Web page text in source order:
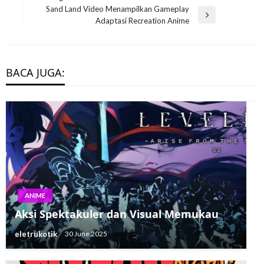
Sand Land Video Menampilkan Gameplay
Adaptasi Recreation Anime
BACA JUGA:
ANIME
Aksi Spektakuler dan Visual Memukau
eletrukotik 30 June 2025